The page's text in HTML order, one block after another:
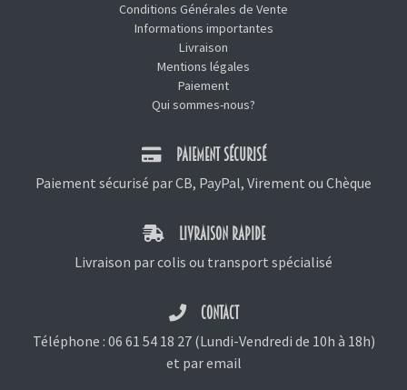
Conditions Générales de Vente
Informations importantes
Livraison
Mentions légales
Paiement
Qui sommes-nous?
PAIEMENT SÉCURISÉ
Paiement sécurisé par CB, PayPal, Virement ou Chèque
LIVRAISON RAPIDE
Livraison par colis ou transport spécialisé
CONTACT
Téléphone : 06 61 54 18 27(Lundi-Vendredi de 10h à 18h)
et par email